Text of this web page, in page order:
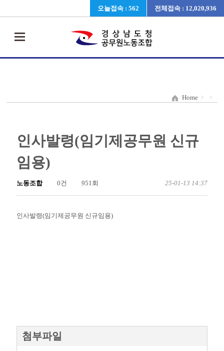
오늘접속 : 562 전체접속 : 12,020,936
Home > >
인사발령(임기제공무원 신규
임용)
노동조합 0건 951회 25-01-13 14:37
인사발령(임기제공무원 신규임용)
첨부파일